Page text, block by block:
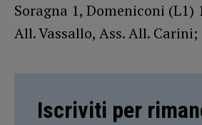
Soragna 1, Domeniconi (L1)
All. Vassallo, Ass. All. Carini;
Iscriviti per